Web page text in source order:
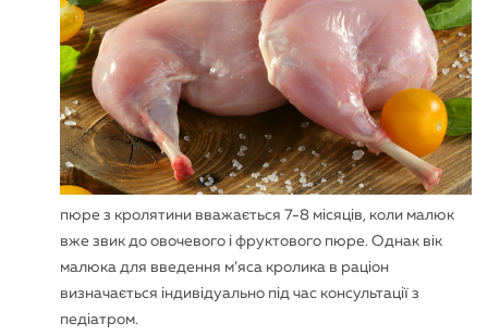
пюре з кролятини вважається 7-8 місяців, коли малюк
вже звик до овочевого і фруктового пюре. Однак вік
малюка для введення м’яса кролика в раціон
визначається індивідуально під час консультації з
педіатром.